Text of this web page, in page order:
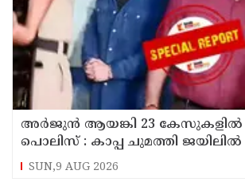
അര്‍ജുന്‍ ആയങ്കി 23 കേസുകളില്‍
പൊലിസ് : കാപ്പ ചുമത്തി
നീക്കം
SUN,9 AUG 2026